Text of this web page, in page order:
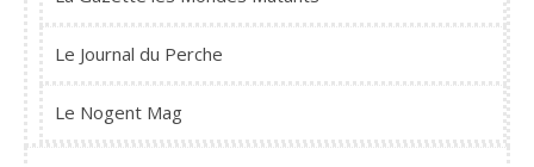
Le Journal du Perche
Le Nogent Mag